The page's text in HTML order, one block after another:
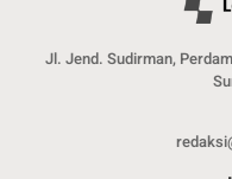
Jl. Jend. Sudirman,